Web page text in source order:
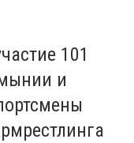
101
и